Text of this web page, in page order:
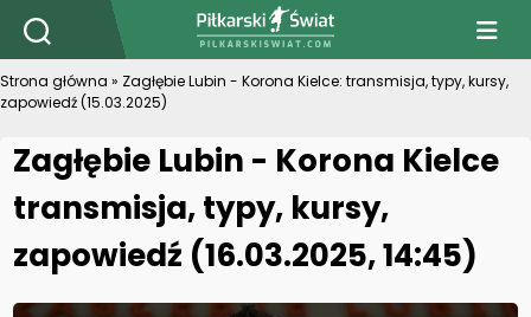
PiłkarskiSwiat.com
Strona główna » Zagłębie Lubin - Korona Kielce: transmisja, typy, kursy,
zapowiedź (15.03.2025)
Zagłębie Lubin - Korona Kielce
transmisja, typy, kursy,
zapowiedź (16.03.2025, 14:45)